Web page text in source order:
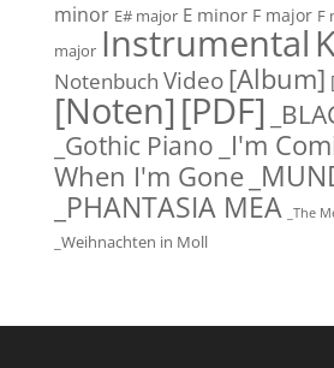
minor E# major E minor F major F
major Instrumental
Notenbuch Video [Album]
[Noten][PDF]
_Gothic Piano _I'm
When I'm Gone
_PHANTASIA MEA _The
_Weihnachten in Moll